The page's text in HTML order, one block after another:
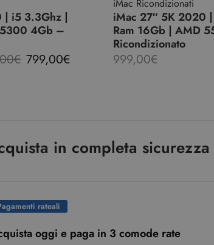
| i5 3.3Ghz |
4Gb –
€ 799,00€
iMac Ricondizionati
iMac 27″ 5K 2020
Ram 16Gb | AMD
Ricondizionato
999,00€
in completa sicurezza
rateali
oggi e paga in 3 comode rate